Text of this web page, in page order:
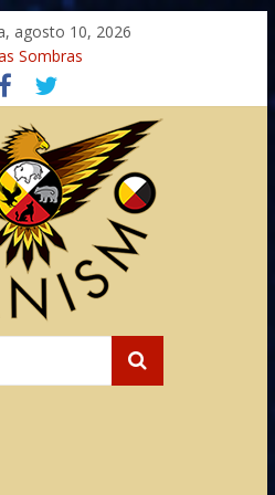
agosto 10, 2026
Sombras
A Jornada do Espírito Ancestral
Espiritual – Crescimento
Cura